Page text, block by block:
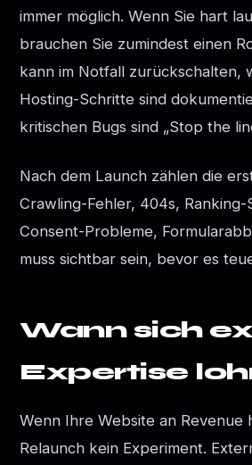
immer möglich. Wenn Sie hart
brauchen Sie zumindest einen
kann im Notfall zurückschalten,
Hosting-Schritte sind
kritischen Bugs sind „Stop the
Nach dem Launch zählen die
Crawling-Fehler, 404s,
Consent-Probleme,
muss sichtbar sein, bevor es
Wann sich
Expertise
Wenn Ihre Website an Revenue
Relaunch kein Experiment.